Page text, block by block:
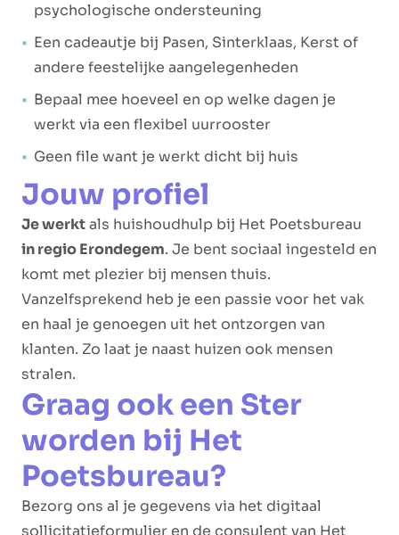
psychologische ondersteuning
Een cadeautje bij Pasen, Sinterklaas, Kerst of
andere feestelijke aangelegenheden
Bepaal mee hoeveel en op welke dagen je
werkt via een flexibel uurrooster
Geen file want je werkt dicht bij huis
Jouw profiel
Je werktals huishoudhulp bij Het Poetsbureau
in regio Erondegem. Je bent sociaal ingesteld en
komt met plezier bij mensen thuis.
Vanzelfsprekend heb je een passie voor het vak
en haal je genoegen uit het ontzorgen van
klanten. Zo laat je naast huizen ook mensen
stralen.
Graag ook een Ster
worden bij Het
Poetsbureau?
Bezorg ons al je gegevens via het digitaal
sollicitatieformulier en de consulent van Het